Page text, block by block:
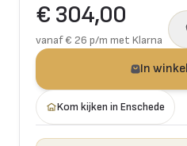
€ 304,00
vanaf € 26 p/m met Klarna
In
Kom kijken in Enschede